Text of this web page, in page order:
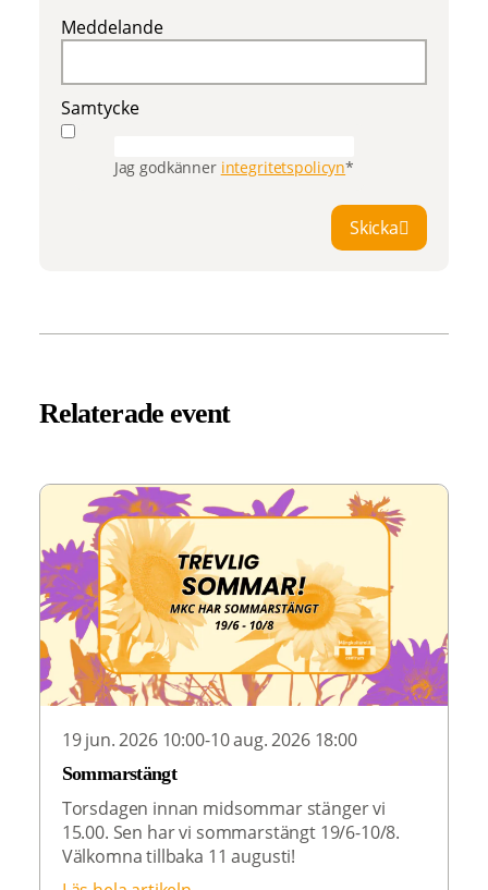
Meddelande
Samtycke
Jag godkänner integritetspolicyn*
Skicka
Relaterade event
19 jun. 2026 10:00-10 aug. 2026 18:00
Sommarstängt
Torsdagen innan midsommar stänger vi
15.00. Sen har vi sommarstängt 19/6-10/8.
Välkomna tillbaka 11 augusti!